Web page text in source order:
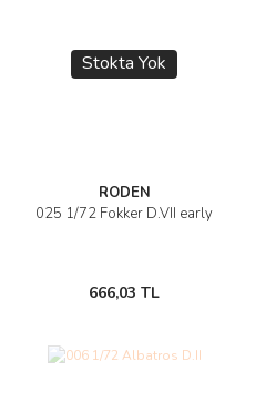
Stokta Yok
RODEN
025 1/72 Fokker D.VII early
666,03 TL